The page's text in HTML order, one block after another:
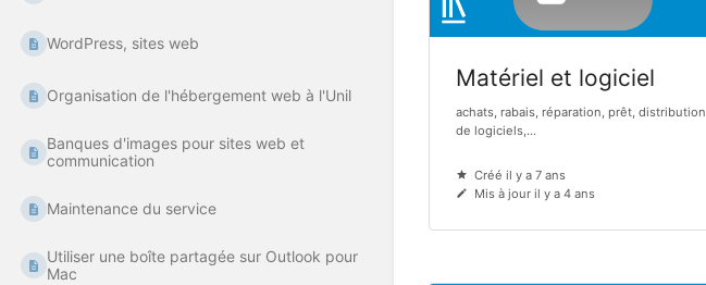
WordPress, sites web
Organisation de l'hébergement web à l'Unil
Banques d'images pour sites web et
communication
Maintenance du service
Utiliser une boîte partagée sur Outlook pour
Mac
Matériel et logiciel
achats, rabais, réparation, prêt, distribution
de logiciels,...
Créé il y a 7 ans
Mis à jour il y a 4 ans